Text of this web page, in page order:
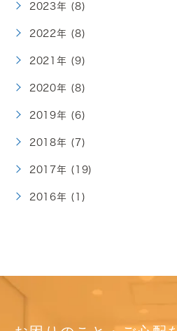
2023年 (8)
2022年 (8)
2021年 (9)
2020年 (8)
2019年 (6)
2018年 (7)
2017年 (19)
2016年 (1)